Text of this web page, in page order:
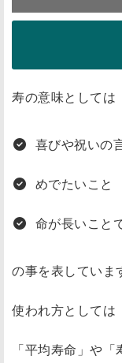
寿の意味としては
喜びや祝いの
めでたいこと
命が長いこと
の事を表していま
使われ方としては
「平均寿命」や